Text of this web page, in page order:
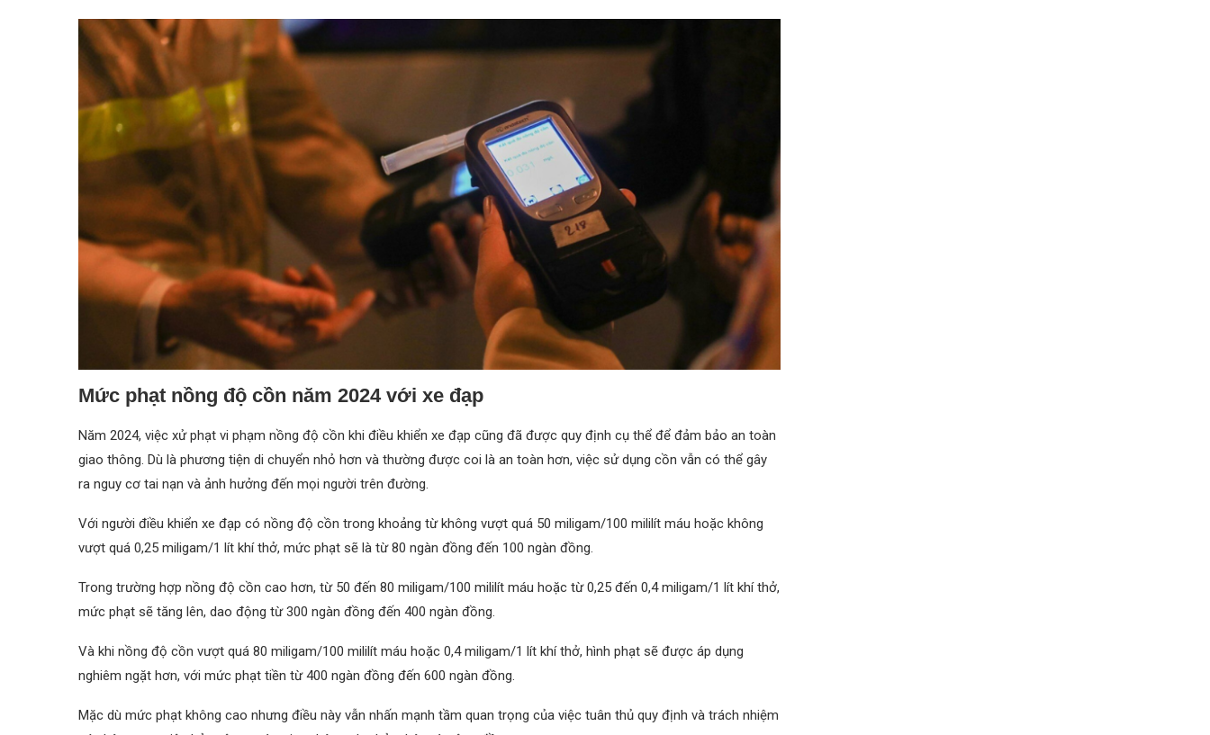
Mức phạt nồng độ cồn năm 2024 với xe đạp
Năm 2024, việc xử phạt vi phạm nồng độ cồn khi điều khiển xe đạp cũng đã được quy định cụ thể để đảm bảo an toàn
giao thông. Dù là phương tiện di chuyển nhỏ hơn và thường được coi là an toàn hơn, việc sử dụng cồn vẫn có thể gây
ra nguy cơ tai nạn và ảnh hưởng đến mọi người trên đường.
Với người điều khiển xe đạp có nồng độ cồn trong khoảng từ không vượt quá 50 miligam/100 mililít máu hoặc không
vượt quá 0,25 miligam/1 lít khí thở, mức phạt sẽ là từ 80 ngàn đồng đến 100 ngàn đồng.
Trong trường hợp nồng độ cồn cao hơn, từ 50 đến 80 miligam/100 mililít máu hoặc từ 0,25 đến 0,4 miligam/1 lít khí thở,
mức phạt sẽ tăng lên, dao động từ 300 ngàn đồng đến 400 ngàn đồng.
Và khi nồng độ cồn vượt quá 80 miligam/100 mililít máu hoặc 0,4 miligam/1 lít khí thở, hình phạt sẽ được áp dụng
nghiêm ngặt hơn, với mức phạt tiền từ 400 ngàn đồng đến 600 ngàn đồng.
Mặc dù mức phạt không cao nhưng điều này vẫn nhấn mạnh tầm quan trọng của việc tuân thủ quy định và trách nhiệm